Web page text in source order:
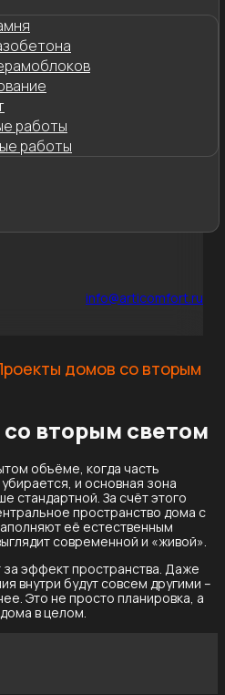
работы
работы
info@articomfort.ru
домов со вторым
вторым светом
объёме, когда часть
и основная зона
стандартной. За счёт этого
пространство дома с
её естественным
современной и «живой».
эффект пространства. Даже
внутри будут совсем другими –
Это не просто планировка, а
в целом.